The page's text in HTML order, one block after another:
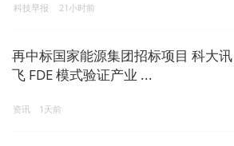
科技早报 21小时前
再中标国家能源集团招标项目 科大讯
飞 FDE 模式验证产业 ...
资讯 1天前